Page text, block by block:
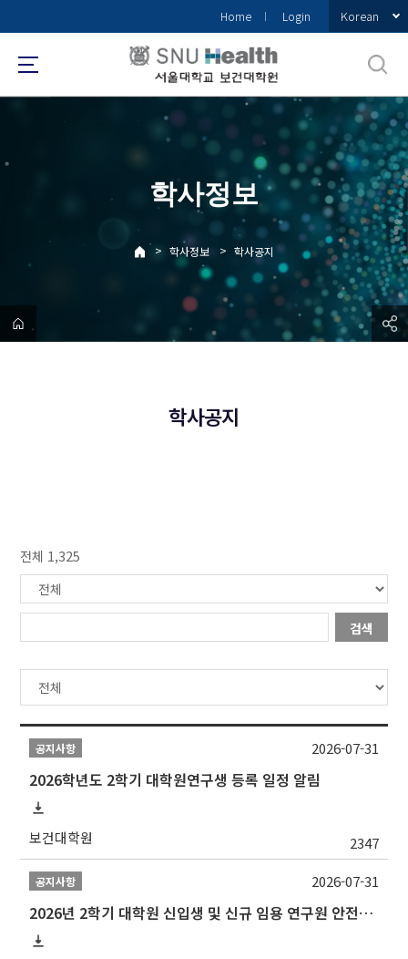
로
메
Home Login Korean
학사정보
> 학사정보 > 학사공지
학사공지
전체 1,325
검색
공지사항
2026학년도 2학기 대학원연구생 등록 일정 알림
보건대학원 2347
2026-07-31
공지사항
2026년 2학기 대학원 신입생 및 신규 임용 연구원 안전환경교육(신규교육) 실시 안내
2026-07-31